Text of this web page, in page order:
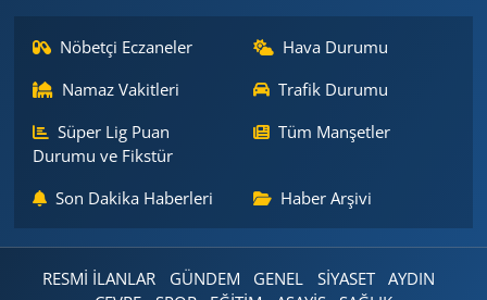
Nöbetçi Eczaneler
Hava Durumu
Namaz Vakitleri
Trafik Durumu
Süper Lig Puan
Durumu ve Fikstür
Tüm Manşetler
Son Dakika Haberleri Haber Arşivi
RESMİ İLANLAR GÜNDEM GENEL SİYASET
AYDIN